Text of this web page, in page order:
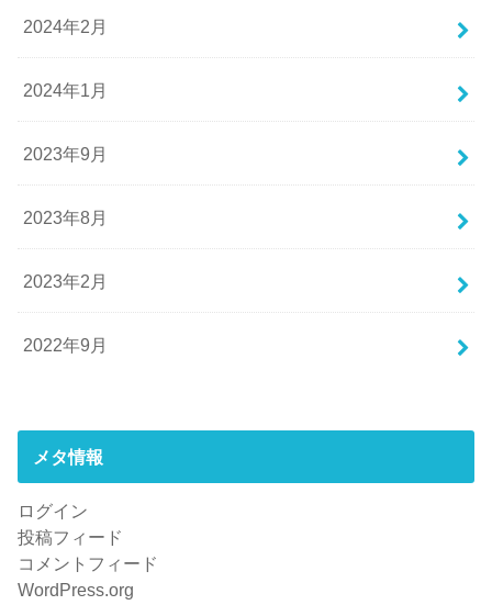
2024年2月
2024年1月
2023年9月
2023年8月
2023年2月
2022年9月
メタ情報
ログイン
投稿フィード
コメントフィード
WordPress.org